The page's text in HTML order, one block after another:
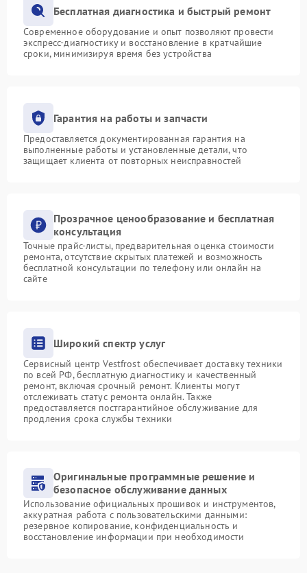
Бесплатная диагностика и быстрый ремонт
Современное оборудование и опыт позволяют провести
экспресс-диагностику и восстановление в кратчайшие
сроки, минимизируя время без устройства
Гарантия на работы и запчасти
Предоставляется документированная гарантия на
выполненные работы и установленные детали, что
защищает клиента от повторных неисправностей
Прозрачное ценообразование и бесплатная
консультация
Точные прайс-листы, предварительная оценка стоимости
ремонта, отсутствие скрытых платежей и возможность
бесплатной консультации по телефону или онлайн на
сайте
Широкий спектр услуг
Сервисный центр Vestfrost обеспечивает доставку техники
по всей РФ, бесплатную диагностику и качественный
ремонт, включая срочный ремонт. Клиенты могут
отслеживать статус ремонта онлайн. Также
предоставляется постгарантийное обслуживание для
продления срока службы техники
Оригинальные программные решение и
безопасное обслуживание данных
Использование официальных прошивок и инструментов,
аккуратная работа с пользовательскими данными:
резервное копирование, конфиденциальность и
восстановление информации при необходимости